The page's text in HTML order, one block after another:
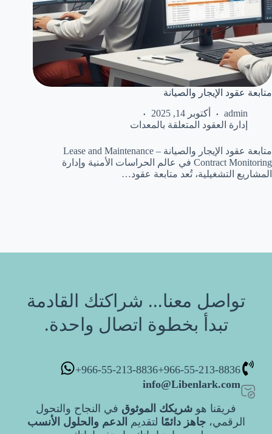
متابعة عقود الإيجار والصيانة
admin
أكتوبر 14, 2025
إدارة العقود المتعلقة بالمعدات
متابعة عقود الإيجار والصيانة – Lease and Maintenance
Contract Monitoring في عالم الحراسات الأمنية وإدارة
المشاريع التشغيلية، تُعد متابعة عقود…
تواصل معنا... شراكتك القادمة
تبدأ بخطوة اتصال واحدة.
966-55-213-8836+
966-55-213-8836+
info@Libenlark.com
فريقنا هو شريكك الموثوق في النجاح والتحول
الرقمي،جاهز دائمًا لتقديم الدعم والحلول الأنسب